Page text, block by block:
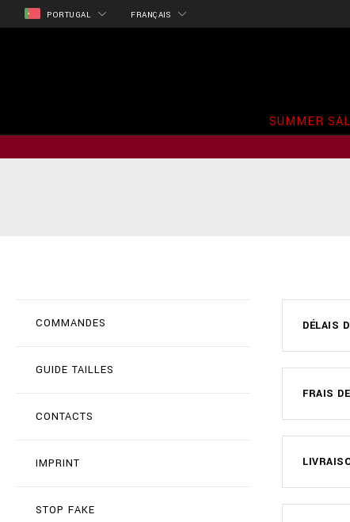
PORTUGAL FRANÇAIS
SUMMER
COMMANDES
GUIDE TAILLES
CONTACTS
IMPRINT
STOP FAKE
DÉLAIS
FRAIS